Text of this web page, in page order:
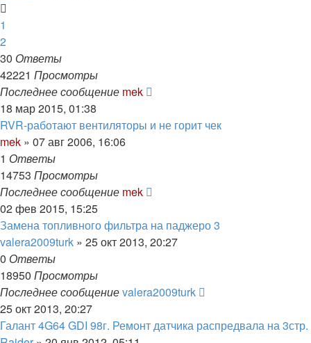
1
2
30 Ответы
42221 Просмотры
Последнее сообщение mek
18 мар 2015, 01:38
RVR-работают вентиляторы и не горит чек
mek » 07 авг 2006, 16:06
1 Ответы
14753 Просмотры
Последнее сообщение mek
02 фев 2015, 15:25
Замена топливного фильтра на паджеро 3
valera2009turk » 25 окт 2013, 20:27
0 Ответы
18950 Просмотры
Последнее сообщениеvalera2009turk
25 окт 2013, 20:27
Галант 4G64 GDI 98г. Ремонт датчика распредвала на 3стр.